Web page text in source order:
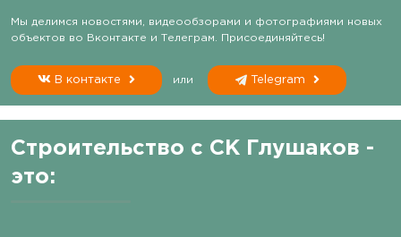
Мы делимся новостями, видеообзорами и фотографиями новых
объектов во Вконтакте и Телеграм. Присоединяйтесь!
В контакте или Telegram
Строительство с СК Глушаков -
это: